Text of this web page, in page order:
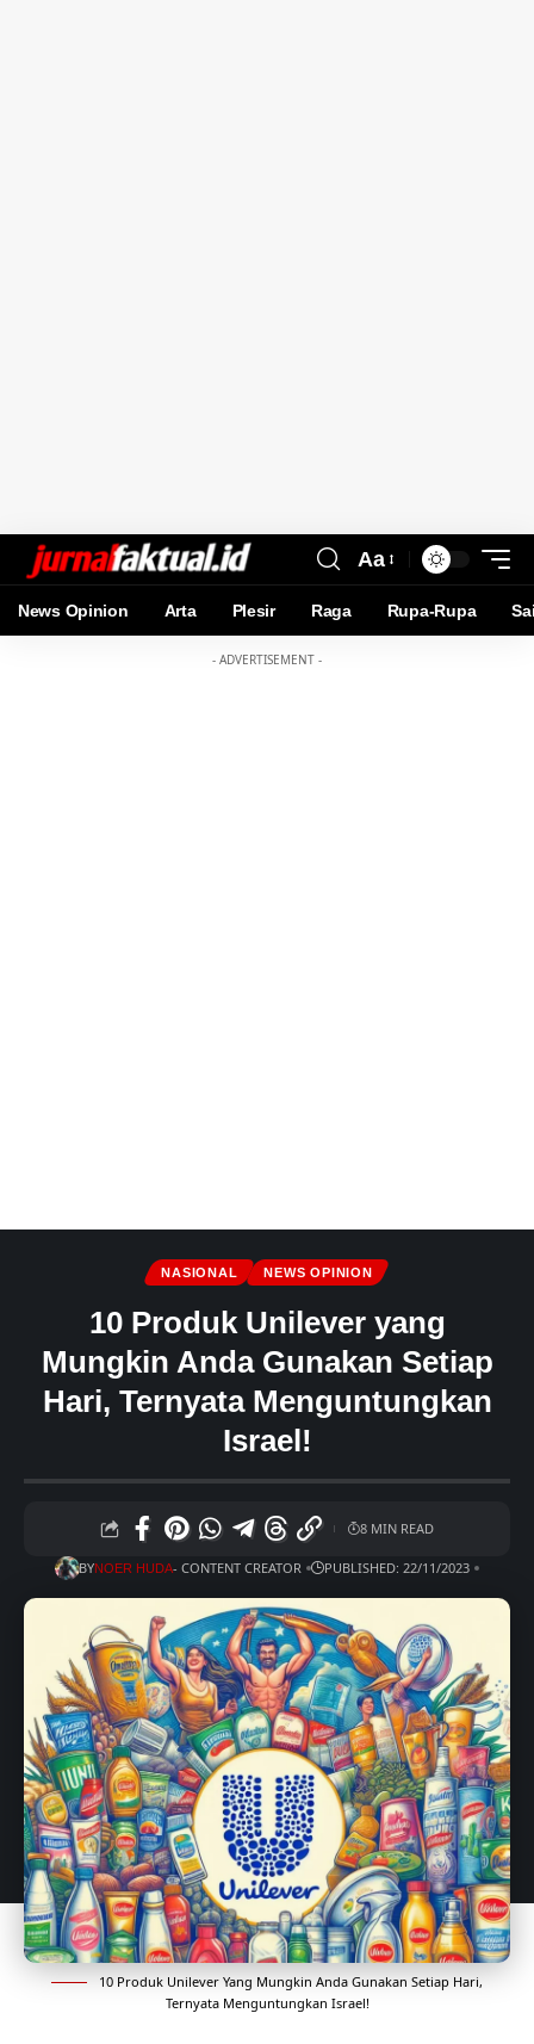
Aa
News Opinion Arta Plesir Raga Rupa-Rupa
- ADVERTISEMENT -
NASIONAL NEWS OPINION
10 Produk Unilever yang
Mungkin Anda Gunakan Setiap
Hari, Ternyata Menguntungkan
Israel!
BYNOER HUDA- CONTENT CREATOR PUBLISHED: 22/11/2023
8 MIN READ
10 Produk Unilever Yang Mungkin Anda Gunakan Setiap Hari,
Ternyata Menguntungkan Israel!